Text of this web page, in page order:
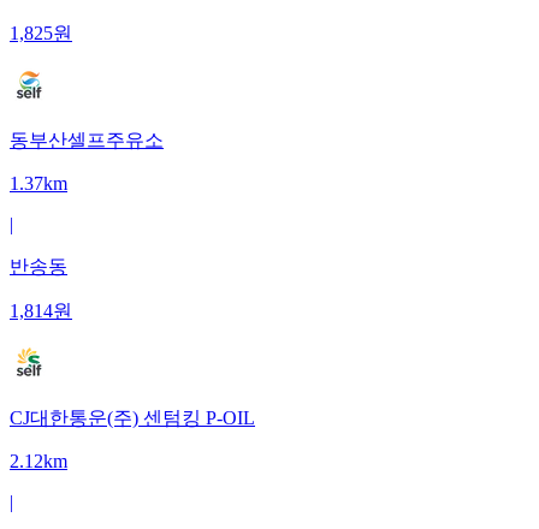
1,825원
동부산셀프주유소
1.37km
|
반송동
1,814원
CJ대한통운(주) 센텀킹 P-OIL
2.12km
|